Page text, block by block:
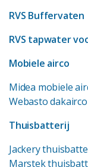
RVS Buffervaten
RVS tapwater
Mobiele airco
Midea mobiele
Webasto dakairco
Thuisbatterij
Jackery
Marstek